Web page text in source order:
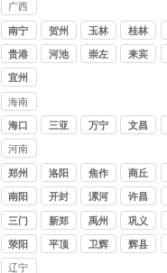
广西
讨债
公司
南宁 贺州 玉林 桂林
贵港 河池 崇左 来宾
宜州
海南
讨债
公司
海口 三亚 万宁 文昌
河南
讨债
公司
郑州 洛阳 焦作 商丘
南阳 开封 漯河 许昌
三门
峡
新郑 禹州 巩义
荥阳
平顶
卫辉 辉县
辽宁